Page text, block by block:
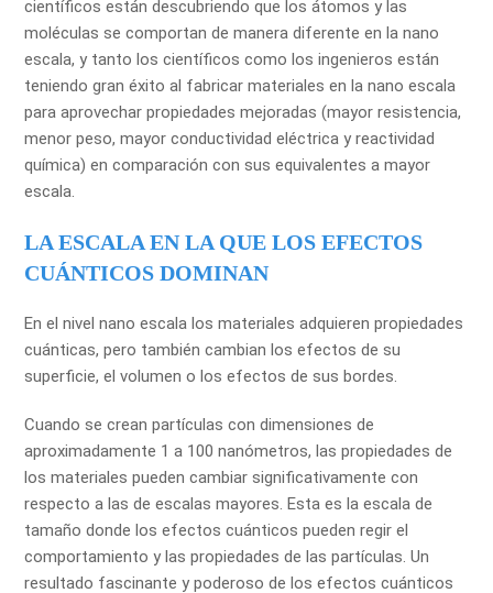
científicos están descubriendo que los átomos y las
moléculas se comportan de manera diferente en la nano
escala, y tanto los científicos como los ingenieros están
teniendo gran éxito al fabricar materiales en la nano escala
para aprovechar propiedades mejoradas (mayor resistencia,
menor peso, mayor conductividad eléctrica y reactividad
química) en comparación con sus equivalentes a mayor
escala.
LA ESCALA EN LA QUE LOS EFECTOS
CUÁNTICOS DOMINAN
En el nivel nano escala los materiales adquieren propiedades
cuánticas, pero también cambian los efectos de su
superficie, el volumen o los efectos de sus bordes.
Cuando se crean partículas con dimensiones de
aproximadamente 1 a 100 nanómetros, las propiedades de
los materiales pueden cambiar significativamente con
respecto a las de escalas mayores. Esta es la escala de
tamaño donde los efectos cuánticos pueden regir el
comportamiento y las propiedades de las partículas. Un
resultado fascinante y poderoso de los efectos cuánticos